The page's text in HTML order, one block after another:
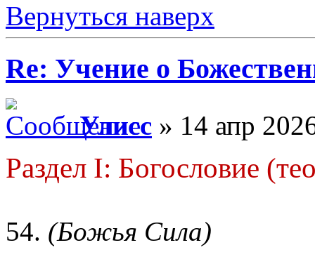
Вернуться наверх
Re: Учение о
Улисс » 14 апр
Раздел I: Богословие
54. (Божья Сила)